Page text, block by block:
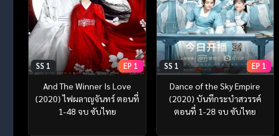
SS 1 EP 1
And The Winner Is Love
(2020) ไฟผลาญจันทร์ ตอนที่
1-48 จบ ซับไทย
SS 1 EP 1
Dance of the Sky Empire
(2020) บันทึกระบำสวรรค์
ตอนที่ 1-28 จบ ซับไทย